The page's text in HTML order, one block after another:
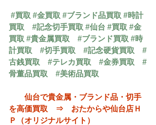
#買取 #金買取 #ブランド品買取 #時計
買取
#記念切手買取 #仙台 #買取 #金
買取 #貴金属買取 #ブランド買取 #時
計買取
#切手買取 #記念硬貨買取
#
古銭買取
#テレカ買取 #金券買取
#
骨董品買取
#美術品買取
仙台で貴金属・ブランド品・切手
を高価買取　⇒　おたからや仙台店Ｈ
Ｐ（オリジナルサイト）